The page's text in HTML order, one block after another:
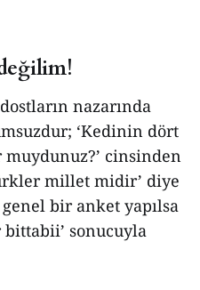
nazarında
‘Kedinin dört
cinsinden
millet midir’ diye
bir anket yapılsa
bittabii’ sonucuyla